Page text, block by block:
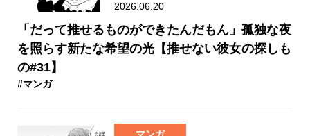
2026.06.20
「だって推せるものができたんだもん」孤独な夜
を照らす新たな希望の光【推せない彼女の探しも
の#31】
#マンガ